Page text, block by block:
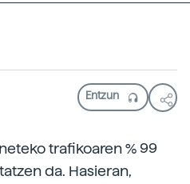
trafikoaren % 99
da. Hasieran,